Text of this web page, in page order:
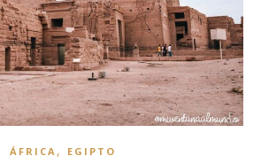
ÁFRICA , EGIPTO